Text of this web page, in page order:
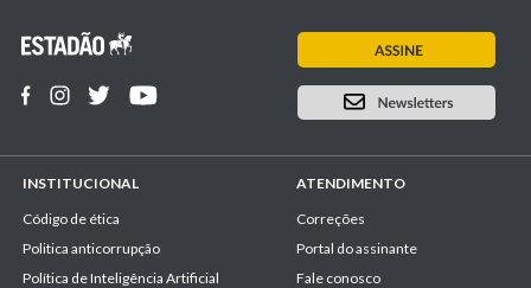
INSTITUCIONAL
Código de ética
Politica anticorrupção
Política de Inteligência Artificial
ATENDIMENTO
Correções
Portal do assinante
Fale conosco